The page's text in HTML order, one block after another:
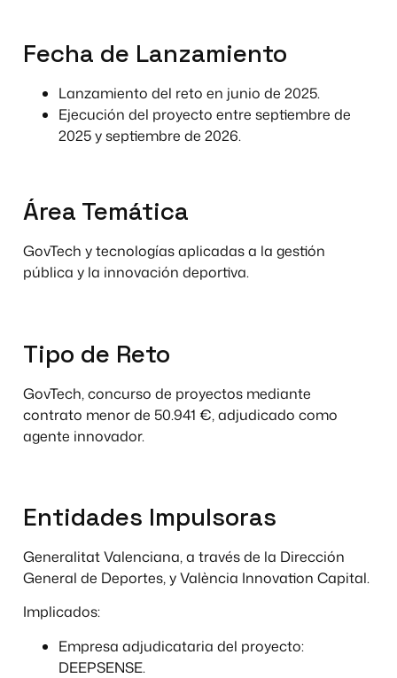
Fecha de Lanzamiento
Lanzamiento del reto en junio de 2025.
Ejecución del proyecto entre septiembre de
2025 y septiembre de 2026.
Área Temática
GovTech y tecnologías aplicadas a la gestión
pública y la innovación deportiva.
Tipo de Reto
GovTech, concurso de proyectos mediante
contrato menor de 50.941 €, adjudicado como
agente innovador.
Entidades Impulsoras
Generalitat Valenciana, a través de la Dirección
General de Deportes, y València Innovation Capital.
Implicados:
Empresa adjudicataria del proyecto:
DEEPSENSE.